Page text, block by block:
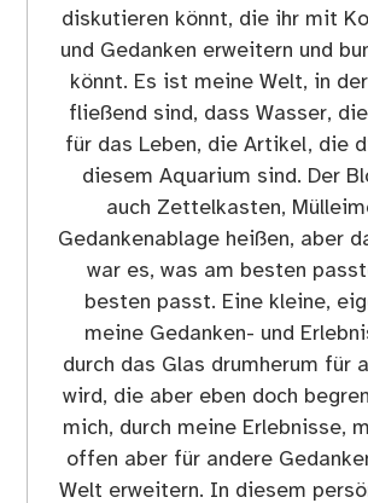
diskutieren könnt, die ihr mit
und Gedanken erweitern und
könnt. Es ist meine Welt, in
fließend sind, dass Wasser,
für das Leben, die Artikel, die
diesem Aquarium sind. Der
auch Zettelkasten,
Gedankenablage heißen, aber
war es, was am besten
besten passt. Eine kleine,
meine Gedanken- und
durch das Glas drumherum für
wird, die aber eben doch
mich, durch meine Erlebnisse,
offen aber für andere
Welt erweitern. In diesem